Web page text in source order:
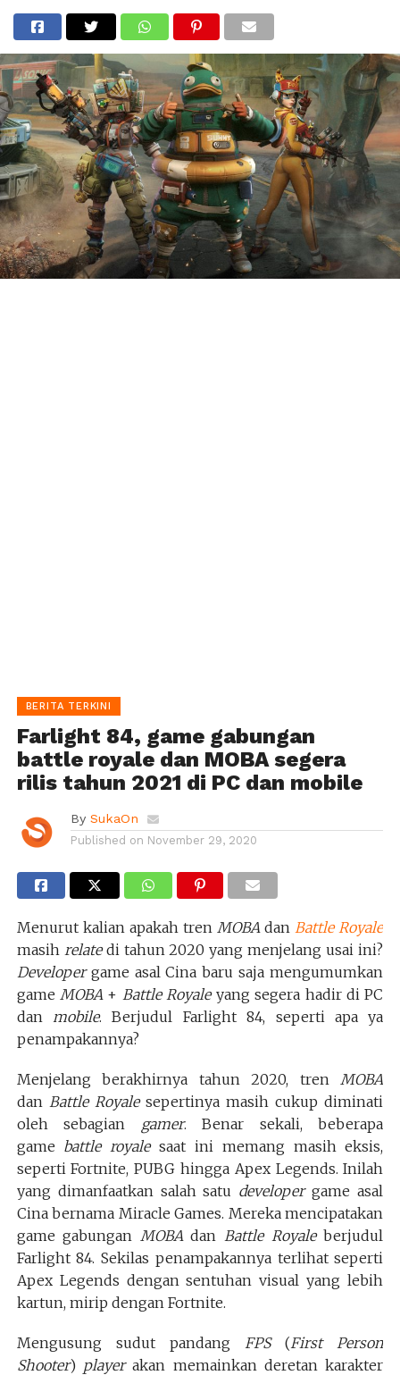
BERITA TERKINI
Farlight 84, game gabungan
battle royale dan MOBA segera
rilis tahun 2021 di PC dan mobile
By SukaOn
Published on November 29, 2020
Menurut kalian apakah tren MOBAdan Battle Royale
masih relatedi tahun 2020 yang menjelang usai ini?
Developergame asal Cina baru saja mengumumkan
game MOBA + Battle Royaleyang segera hadir di PC
dan mobile. Berjudul Farlight 84, seperti apa ya
penampakannya?
Menjelang berakhirnya tahun 2020, tren MOBA
dan Battle Royalesepertinya masih cukup diminati
oleh sebagian gamer. Benar sekali, beberapa
game battle royalesaat ini memang masih eksis,
seperti Fortnite, PUBG hingga Apex Legends. Inilah
yang dimanfaatkan salah satu developer game asal
Cina bernama Miracle Games. Mereka mencipatakan
game gabungan MOBAdan Battle Royaleberjudul
Farlight 84. Sekilas penampakannya terlihat seperti
Apex Legends dengan sentuhan visual yang lebih
kartun, mirip dengan Fortnite.
Mengusung sudut pandang FPS(First Person
Shooter) playerakan memainkan deretan karakter